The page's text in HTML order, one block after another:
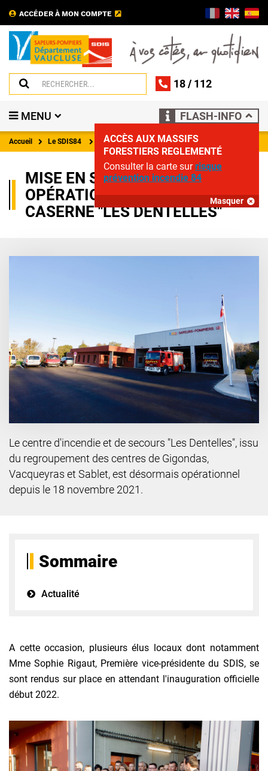
ACCÉDER À MON COMPTE
18/ 112
MENU FLASH-INFO
ACCÈS AUX MASSIFS
FORESTIERS REGLEMENTÉ
Consulter la carte surrisque
prévention incendie 84
Masquer
Accueil Le SDIS84 Actualités
MISE EN SERVICE
OPÉRATIONNELLE DE LA
CASERNE "LES DENTELLES"
Le centre d'incendie et de secours "Les Dentelles", issu
du regroupement des centres de Gigondas,
Vacqueyras et Sablet, est désormais opérationnel
depuis le 18 novembre 2021.
Sommaire
Actualité
A cette occasion, plusieurs élus locaux dont notamment
Mme Sophie Rigaut, Première vice-présidente du SDIS, se
sont rendus sur place en attendant l'inauguration officielle
début 2022.